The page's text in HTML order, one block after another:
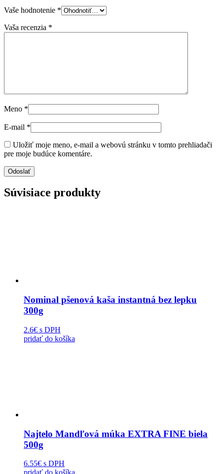
Vaše hodnotenie *
Vaša recenzia *
Meno *
E-mail *
Uložiť moje meno, e-mail a webovú stránku v tomto prehliadači
pre moje budúce komentáre.
Súvisiace produkty
Nominal pšenová kaša instantná bez lepku
300g
2.6€ s DPH
pridať do košíka
Najtelo Mandľová múka EXTRA FINE biela
500g
6.55€ s DPH